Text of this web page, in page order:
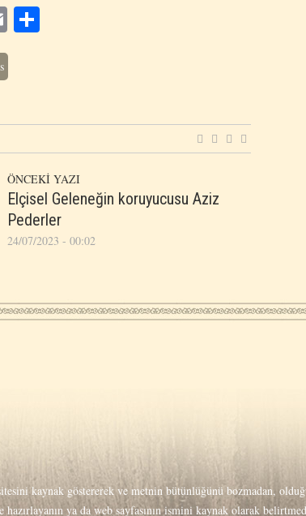
EmailShare
ÖNCEKİ YAZI
Elçisel Geleneğin koruyucusu Aziz
Pederler
24/07/2023 - 00:02
kaynak göstererek ve metnin bütünlüğünü bozmadan,
ya da web sayfasının ismini kaynak olarak